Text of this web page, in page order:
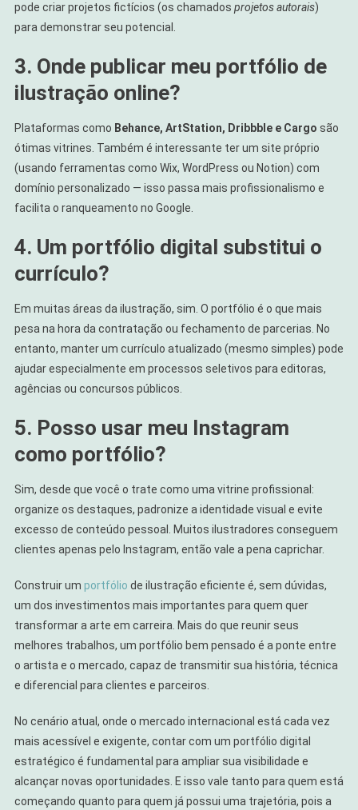
pode criar projetos fictícios (os chamados projetos autorais)
para demonstrar seu potencial.
3. Onde publicar meu portfólio de
ilustração online?
Plataformas como Behance, ArtStation, Dribbble e Cargo são
ótimas vitrines. Também é interessante ter um site próprio
(usando ferramentas como Wix, WordPress ou Notion) com
domínio personalizado — isso passa mais profissionalismo e
facilita o ranqueamento no Google.
4. Um portfólio digital substitui o
currículo?
Em muitas áreas da ilustração, sim. O portfólio é o que mais
pesa na hora da contratação ou fechamento de parcerias. No
entanto, manter um currículo atualizado (mesmo simples) pode
ajudar especialmente em processos seletivos para editoras,
agências ou concursos públicos.
5. Posso usar meu Instagram
como portfólio?
Sim, desde que você o trate como uma vitrine profissional:
organize os destaques, padronize a identidade visual e evite
excesso de conteúdo pessoal. Muitos ilustradores conseguem
clientes apenas pelo Instagram, então vale a pena caprichar.
Construir um portfólio de ilustração eficiente é, sem dúvidas,
um dos investimentos mais importantes para quem quer
transformar a arte em carreira. Mais do que reunir seus
melhores trabalhos, um portfólio bem pensado é a ponte entre
o artista e o mercado, capaz de transmitir sua história, técnica
e diferencial para clientes e parceiros.
No cenário atual, onde o mercado internacional está cada vez
mais acessível e exigente, contar com um portfólio digital
estratégico é fundamental para ampliar sua visibilidade e
alcançar novas oportunidades. E isso vale tanto para quem está
começando quanto para quem já possui uma trajetória, pois a